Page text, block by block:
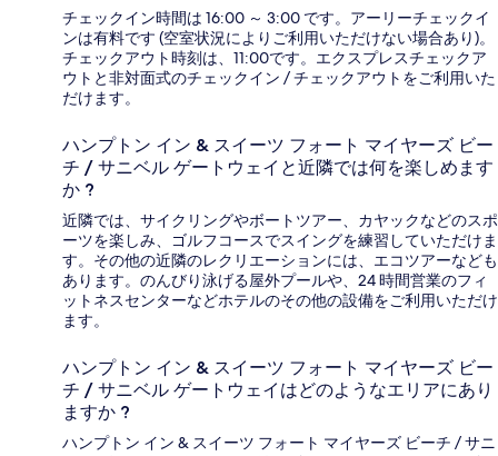
チェックイン時間は 16:00 ～ 3:00 です。アーリーチェックイ
ンは有料です (空室状況によりご利用いただけない場合あり)。
チェックアウト時刻は、11:00です。エクスプレスチェックア
ウトと非対面式のチェックイン / チェックアウトをご利用いた
だけます。
ハンプトン イン & スイーツ フォート マイヤーズ ビー
チ / サニベル ゲートウェイと近隣では何を楽しめます
か ?
近隣では、サイクリングやボートツアー、カヤックなどのスポ
ーツを楽しみ、ゴルフコースでスイングを練習していただけま
す。その他の近隣のレクリエーションには、エコツアーなども
あります。のんびり泳げる屋外プールや、24 時間営業のフィ
ットネスセンターなどホテルのその他の設備をご利用いただけ
ます。
ハンプトン イン & スイーツ フォート マイヤーズ ビー
チ / サニベル ゲートウェイはどのようなエリアにあり
ますか ?
ハンプトン イン & スイーツ フォート マイヤーズ ビーチ / サニ